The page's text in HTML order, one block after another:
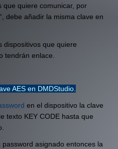
que quiere comunicar, por
“, debe añadir la misma clave en
dispositivos que quiere
tendrán enlace.
AES en DMDStudio.
en el dispositivo la clave
texto KEY CODE hasta que
asignado entonces la